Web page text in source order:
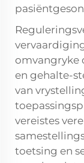
omvangryke
en gehalte-
van
vereistes
toetsing en